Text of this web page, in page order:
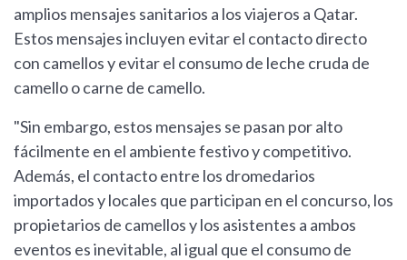
amplios mensajes sanitarios a los viajeros a Qatar.
Estos mensajes incluyen evitar el contacto directo
con camellos y evitar el consumo de leche cruda de
camello o carne de camello.
"Sin embargo, estos mensajes se pasan por alto
fácilmente en el ambiente festivo y competitivo.
Además, el contacto entre los dromedarios
importados y locales que participan en el concurso, los
propietarios de camellos y los asistentes a ambos
eventos es inevitable, al igual que el consumo de